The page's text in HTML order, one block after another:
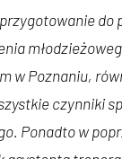
do
w Poznaniu,
czynniki
Ponadto w